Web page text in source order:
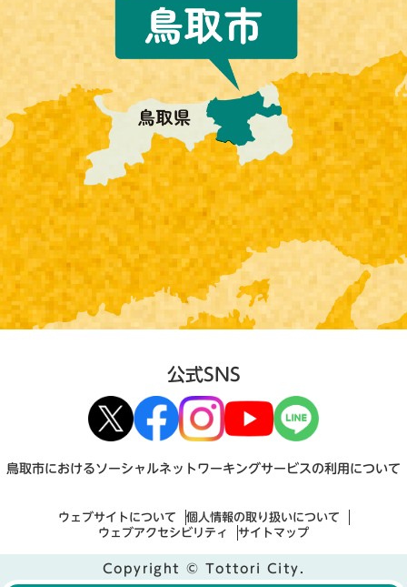
公式SNS
鳥取市におけるソーシャルネットワーキングサービスの利用について
ウェブサイトについて
個人情報の取り扱いについて
ウェブアクセシビリティ
サイトマップ
Copyright © Tottori City.